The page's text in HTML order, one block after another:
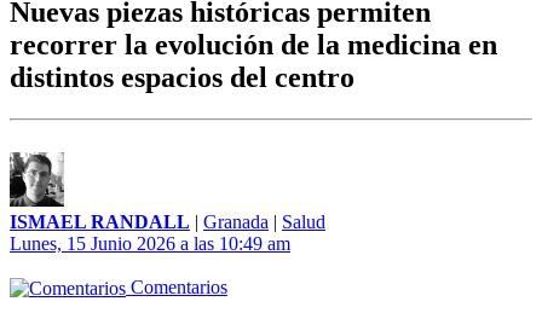
Nuevas piezas históricas permiten
recorrer la evolución de la medicina en
distintos espacios del centro
ISMAEL RANDALL | Granada | Salud
Lunes, 15 Junio 2026 a las 10:49 am
Comentarios